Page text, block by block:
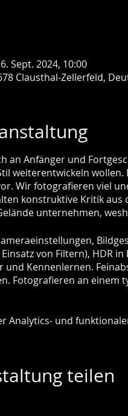
Sept. 2024, 10:00
Clausthal-Zellerfeld,
an Anfänger und
weiterentwickeln
Wir fotografieren viel
konstruktive Kritik
unternehmen,
von Filtern), HDR
und Kennenlernen.
Fotografieren an einem
4
"Ursprüngliches
in fußläufig erreichbare
Analytics- und
teilen